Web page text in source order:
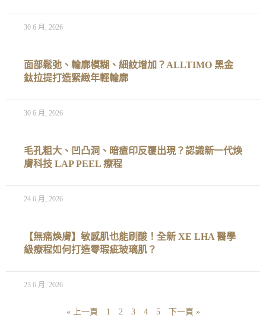
30 6 月, 2026
面部鬆弛、輪廓模糊、細紋增加？ALLTIMO 黑金
鈦拉提打造緊緻年輕輪廓
30 6 月, 2026
毛孔粗大、凹凸洞、暗瘡印反覆出現？認識新一代煥
膚科技 LAP PEEL 療程
24 6 月, 2026
【無痛煥膚】敏感肌也能刷酸！全新 XE LHA 醫學
級療程如何打造零瑕疵玻璃肌？
23 6 月, 2026
« 上一頁 1 2 3 4 5 下一頁 »